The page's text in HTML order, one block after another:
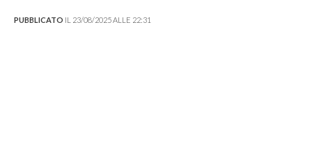
PUBBLICATO IL 23/08/2025 ALLE 22:31